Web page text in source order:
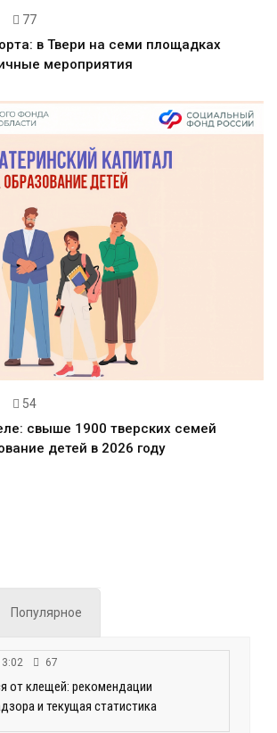
77
в Твери на семи площадках
мероприятия
54
свыше 1900 тверских семей
детей в 2026 году
Популярное
67
от клещей: рекомендации
и текущая статистика